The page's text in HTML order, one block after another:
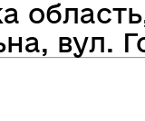
вул.